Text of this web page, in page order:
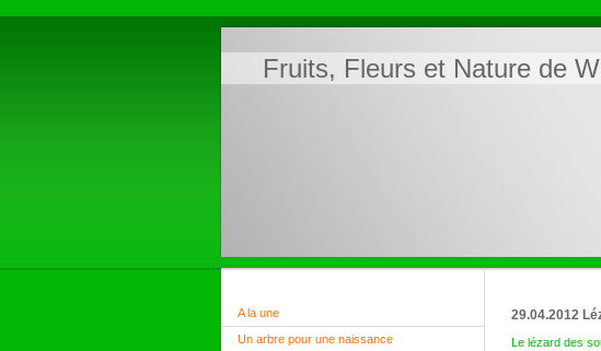
Fruits, Fleurs et Nature de
A la une
Un arbre pour une naissance
29.04.2012
Le lézard des